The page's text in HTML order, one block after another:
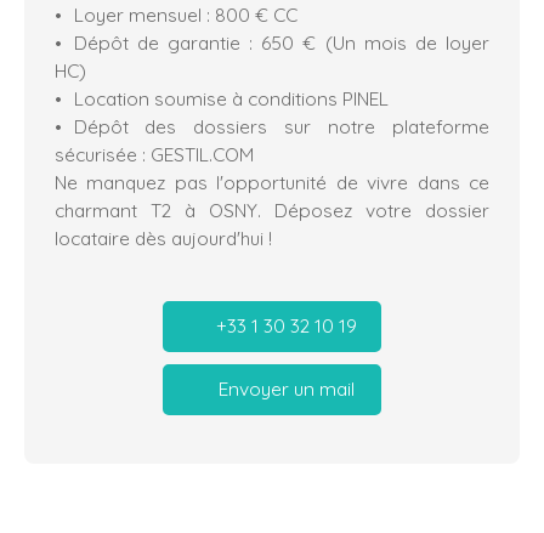
Loyer mensuel : 800 € CC
Dépôt de garantie : 650 € (Un mois de loyer
HC)
Location soumise à conditions PINEL
Dépôt des dossiers sur notre plateforme
sécurisée : GESTIL.COM
Ne manquez pas l'opportunité de vivre dans ce
charmant T2 à OSNY. Déposez votre dossier
locataire dès aujourd'hui !
+33 1 30 32 10 19
Envoyer un mail